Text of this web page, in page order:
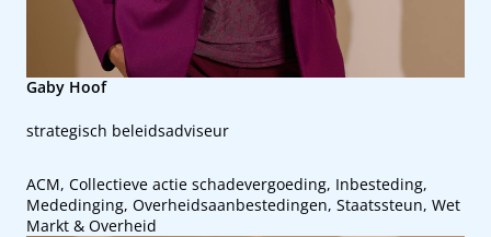
strategisch beleidsadviseur
Gaby Hoof
ACM, Collectieve actie schadevergoeding, Inbesteding,
Mededinging, Overheidsaanbestedingen, Staatssteun, Wet
Markt & Overheid